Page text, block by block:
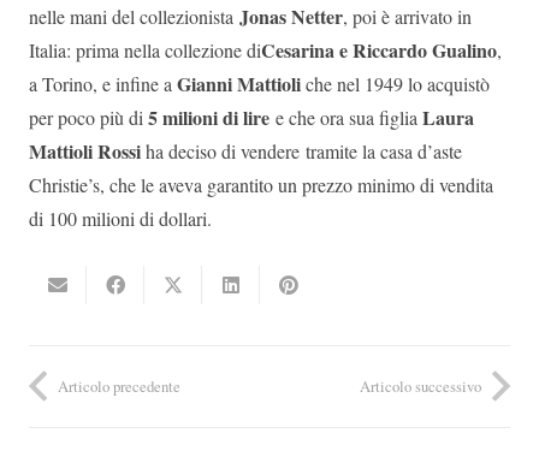
nelle mani del collezionista Jonas Netter, poi è arrivato in
Italia: prima nella collezione diCesarina e Riccardo Gualino,
a Torino, e infine a Gianni Mattioliche nel 1949 lo acquistò
per poco più di 5 milioni di lire e che ora sua figlia Laura
Mattioli Rossiha deciso di vendere tramite la casa d’aste
Christie’s, che le aveva garantito un prezzo minimo di vendita
di 100 milioni di dollari.
Articolo precedente Articolo successivo